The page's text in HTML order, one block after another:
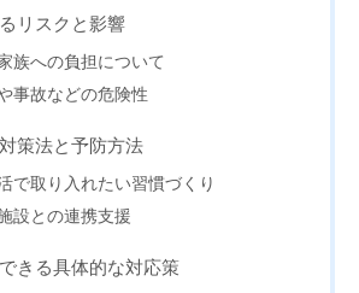
リスクと影響
族への負担について
事故などの危険性
策法と予防方法
で取り入れたい習慣づくり
設との連携支援
きる具体的な対応策